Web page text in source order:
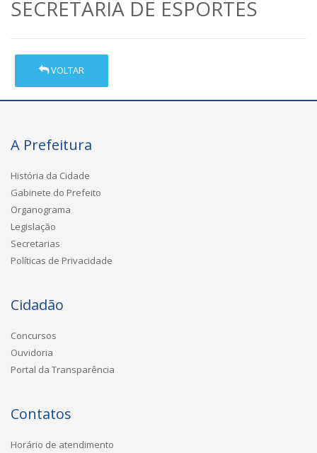
SECRETARIA DE ESPORTES
VOLTAR
A Prefeitura
História da Cidade
Gabinete do Prefeito
Organograma
Legislação
Secretarias
Políticas de Privacidade
Cidadão
Concursos
Ouvidoria
Portal da Transparência
Contatos
Horário de atendimento